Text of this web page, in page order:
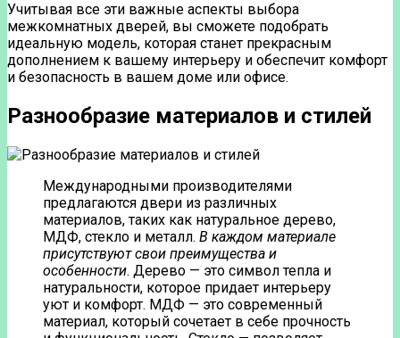
Учитывая все эти важные аспекты выбора
межкомнатных дверей, вы сможете подобрать
идеальную модель, которая станет прекрасным
дополнением к вашему интерьеру и обеспечит комфорт
и безопасность в вашем доме или офисе.
Разнообразие материалов и стилей
Международными производителями
предлагаются двери из различных
материалов, таких как натуральное дерево,
МДФ, стекло и металл. В каждом материале
присутствуют свои преимущества и
особенности. Дерево — это символ тепла и
натуральности, которое придает интерьеру
уют и комфорт. МДФ — это современный
материал, который сочетает в себе прочность